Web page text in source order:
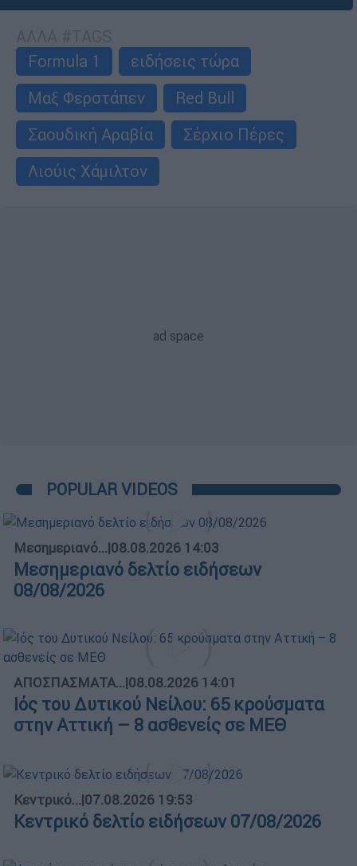
Formula 1
ειδήσεις τώρα
Μαξ Φερστάπεν
Red Bull
Σαουδική Αραβία
Σέρχιο Πέρες
Λιούις Χάμιλτον
POPULAR VIDEOS
Μεσημεριανό...|08.08.2026 14:03
Μεσημεριανό δελτίο ειδήσεων
08/08/2026
ΑΠΟΣΠΑΣΜΑΤΑ...|08.08.2026 14:01
Ιός του Δυτικού Νείλου: 65 κρούσματα
στην Αττική – 8 ασθενείς σε ΜΕΘ
Κεντρικό...|07.08.2026 19:53
Κεντρικό δελτίο ειδήσεων 07/08/2026